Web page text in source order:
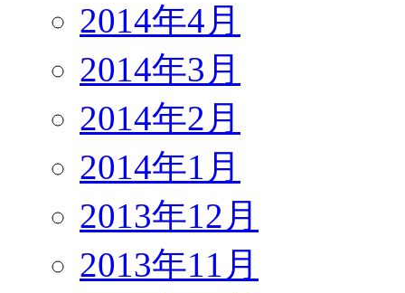
2014年4月
2014年3月
2014年2月
2014年1月
2013年12月
2013年11月